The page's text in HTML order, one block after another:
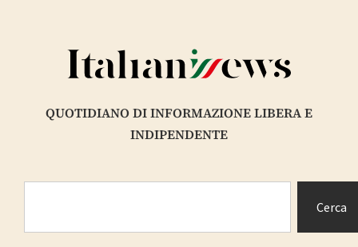
QUOTIDIANO DI INFORMAZIONE LIBERA E
INDIPENDENTE
Cerca